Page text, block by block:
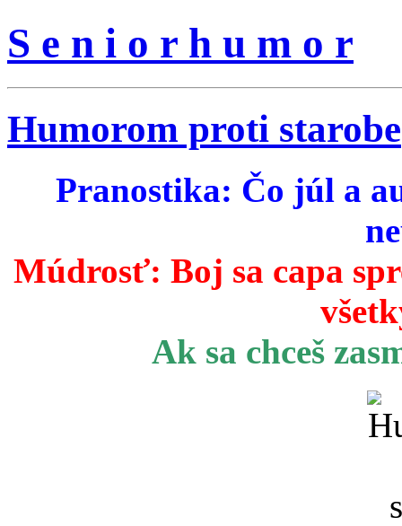
S e n i o r h u m o r
Humorom proti starobe
Pranostika: Čo júl a
Múdrosť: Boj sa capa
Ak sa chceš